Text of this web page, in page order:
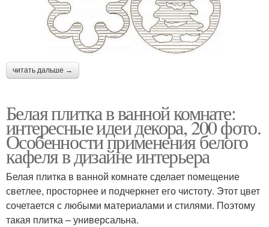
читать дальше →
Белая плитка в ванной комнате:
интересные идеи декора, 200 фото.
Особенности применения белого
кафеля в дизайне интерьера
Белая плитка в ванной комнате сделает помещение
светлее, просторнее и подчеркнет его чистоту. Этот цвет
сочетается с любыми материалами и стилями. Поэтому
такая плитка – универсальна.